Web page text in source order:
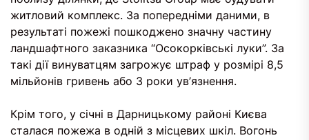
житловий комплекс. За попередніми даними, в
результаті пожежі пошкоджено значну частину
ландшафтного заказника “Осокорківські луки”. За
такі дії винуватцям загрожує штраф у розмірі 8,5
мільйонів гривень або 3 роки ув’язнення.
Крім того, у січні в Дарницькому районі Києва
сталася пожежа в одній з місцевих шкіл. Вогонь